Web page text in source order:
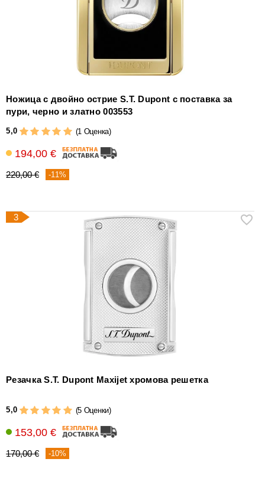
Ножица с двойно острие S.T. Dupont с поставка за
пури, черно и златно 003553
5,0 (1 Оценка)
194,00 €
220,00 € -11%
3
Резачка S.T. Dupont Maxijet хромова решетка
5,0 (5 Оценки)
153,00 €
170,00 € -10%